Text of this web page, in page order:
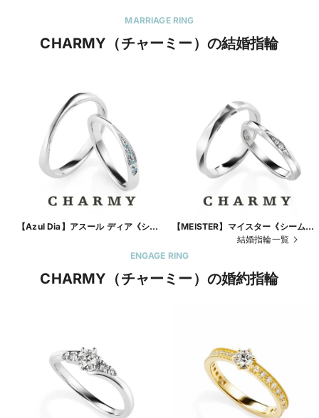
MARRIAGE RING
CHARMY（チャーミー）の結婚指輪
【Azul Dia】アスール ディア《シー
【MEISTER】マイスター《シームレ
ス鍛造製法》152/152D結婚指輪一覧
ENGAGE RING
CHARMY（チャーミー）の婚約指輪